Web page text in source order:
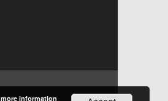
more information